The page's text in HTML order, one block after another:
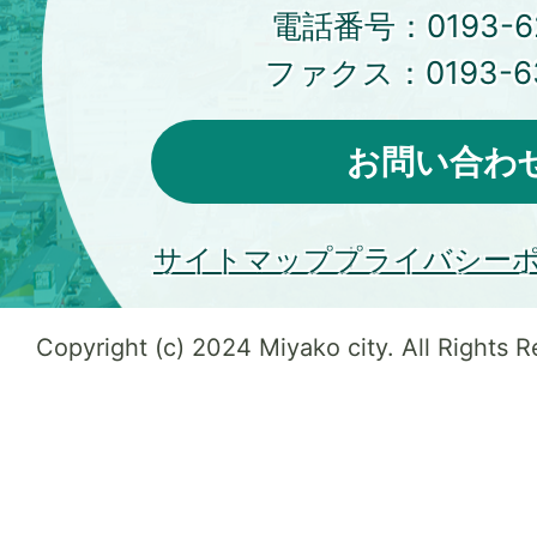
電話番号： 0193-
ファクス： 0193-
お問い合わ
サイトマッププライバシー
Copyright (c) 2024 Miyako city. All Rights